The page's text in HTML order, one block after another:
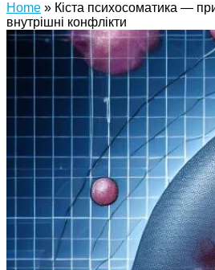
Home » Кіста психосоматика —
внутрішні конфлікти